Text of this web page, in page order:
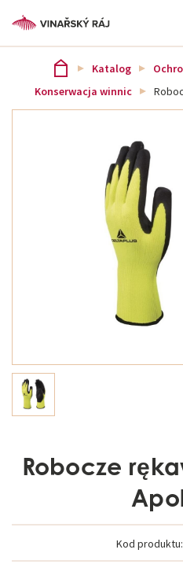
Katalog
Konserwacja winnic
Robocze
Kod produktu: